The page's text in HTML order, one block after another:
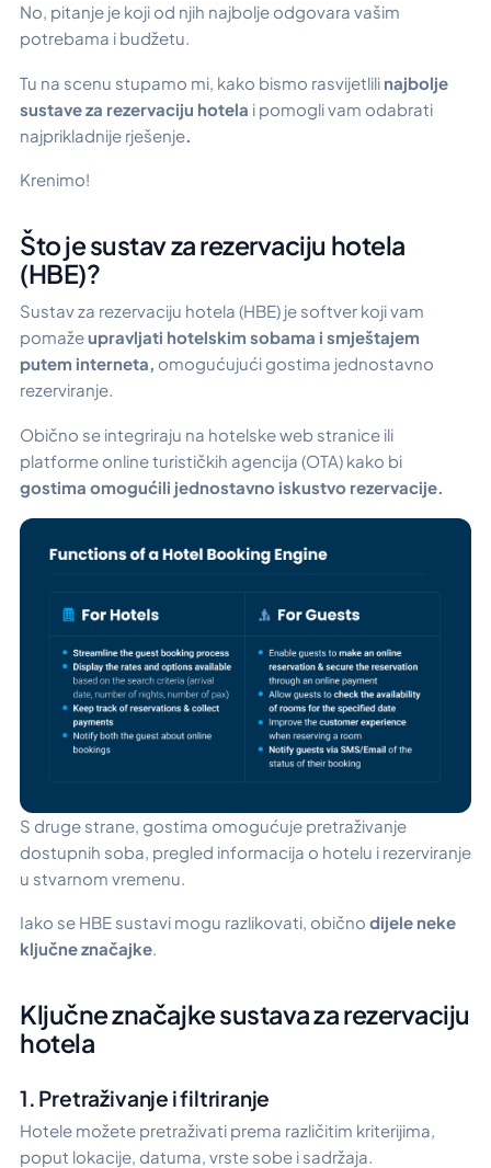
No, pitanje je koji od njih najbolje odgovara vašim
potrebama i budžetu.
Tu na scenu stupamo mi, kako bismo rasvijetlili najbolje
sustave za rezervaciju hotela i pomogli vam odabrati
najprikladnije rješenje.
Krenimo!
Što je sustav za rezervaciju hotela
(HBE)?
Sustav za rezervaciju hotela (HBE) je softver koji vam
pomažeupravljati hotelskim sobama i smještajem
putem interneta, omogućujući gostima jednostavno
rezerviranje.
Obično se integriraju na hotelske web stranice ili
platforme online turističkih agencija (OTA) kako bi
gostima omogućili jednostavno iskustvo rezervacije.
S druge strane, gostima omogućuje pretraživanje
dostupnih soba, pregled informacija o hotelu i rezerviranje
u stvarnom vremenu.
Iako se HBE sustavi mogu razlikovati, obično dijele neke
ključne značajke.
Ključne značajke sustava za rezervaciju
hotela
1. Pretraživanje i filtriranje
Hotele možete pretraživati prema različitim kriterijima,
poput lokacije, datuma, vrste sobe i sadržaja.